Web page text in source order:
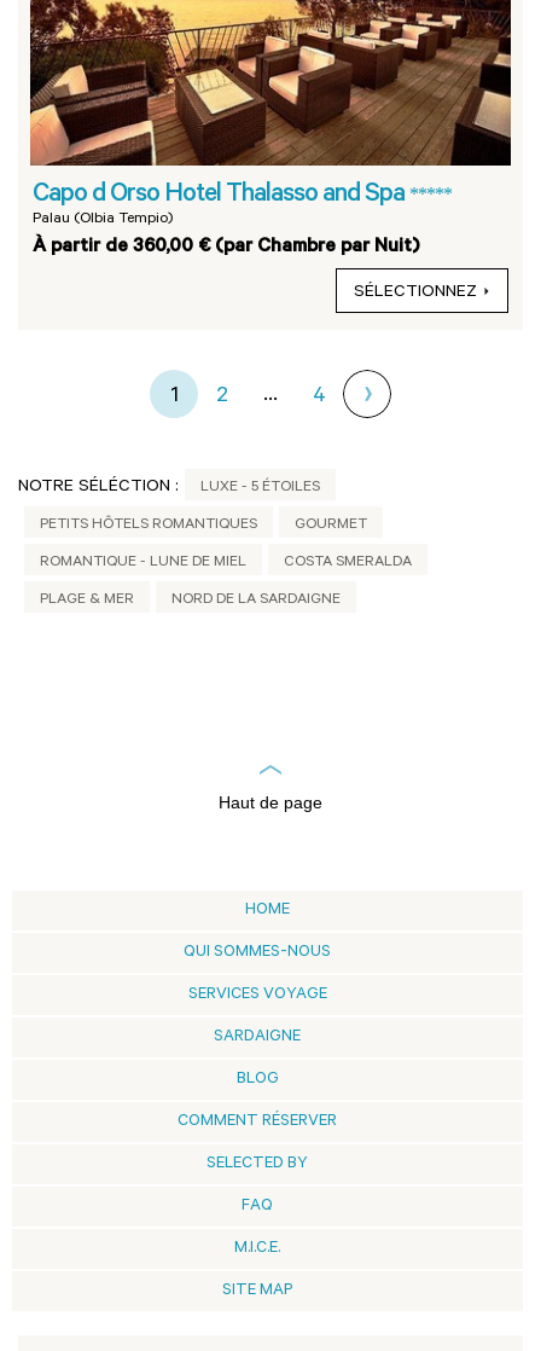
Capo d Orso Hotel Thalasso and Spa *****
Palau (Olbia Tempio)
À partir de 360,00 € (par Chambre par Nuit)
SÉLECTIONNEZ
1 2 ... 4
NOTRE SÉLÉCTION : LUXE - 5 ÉTOILES
PETITS HÔTELS ROMANTIQUES GOURMET
ROMANTIQUE - LUNE DE MIEL COSTA SMERALDA
PLAGE & MER NORD DE LA SARDAIGNE
Haut de page
HOME
QUI SOMMES-NOUS
SERVICES VOYAGE
SARDAIGNE
BLOG
COMMENT RÉSERVER
SELECTED BY
FAQ
M.I.C.E.
SITE MAP